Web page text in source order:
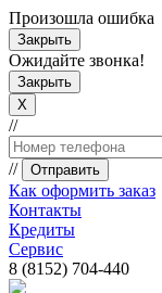
Произошла ошибка
Закрыть
Ожидайте звонка!
Закрыть
X
//
// Отправить
Как оформить заказ
Контакты
Кредиты
Сервис
8 (8152) 704-440